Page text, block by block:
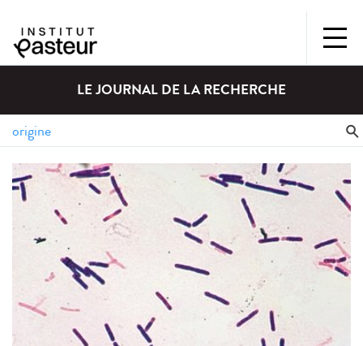
LE JOURNAL DE LA RECHERCHE